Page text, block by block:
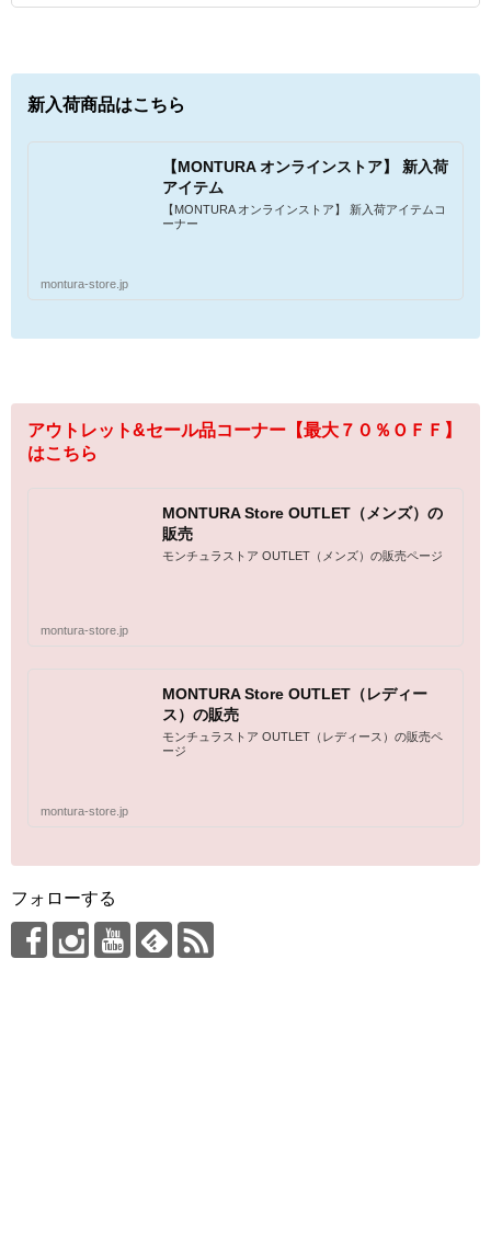
新入荷商品はこちら
【MONTURA オンラインストア】 新入荷
アイテム
【MONTURA オンラインストア】 新入荷アイテムコ
ーナー
montura-store.jp
アウトレット&セール品コーナー【最大７０％ＯＦＦ】
はこちら
MONTURA Store OUTLET（メンズ）の
販売
モンチュラストア OUTLET（メンズ）の販売ページ
montura-store.jp
MONTURA Store OUTLET（レディー
ス）の販売
モンチュラストア OUTLET（レディース）の販売ペ
ージ
montura-store.jp
フォローする